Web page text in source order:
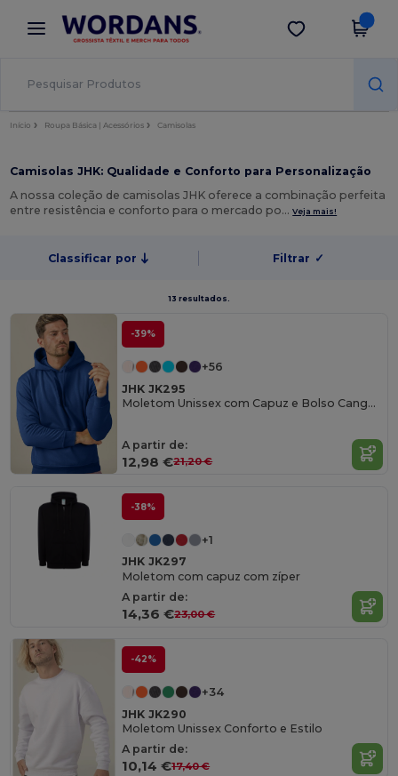
× App Wordans
Melhores preços na app!
Obter app
Início Roupa Básica | Acessórios Camisolas
Camisolas JHK: Qualidade e Conforto para Personalização
A nossa coleção de camisolas JHK oferece a combinação perfeita
entre resistência e conforto para o mercado po…Veja mais!
Classificar por Filtrar ✓
13 resultados.
-39%
+56
JHK JK295
Moletom Unissex com Capuz e Bolso Canguru
A partir de:
12,98 €21,20 €
-38%
+1
JHK JK297
Moletom com capuz com zíper
A partir de:
14,36 €23,00 €
-42%
+34
JHK JK290
Moletom Unissex Conforto e Estilo
A partir de:
10,14 €17,40 €